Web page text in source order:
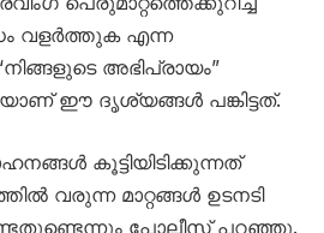
എന്ന
അഭിപ്രായം”
ഈ ദൃശ്യങ്ങൾ പങ്കിട്ടത്.
കൂട്ടിയിടിക്കുന്നത്
വരുന്ന മാറ്റങ്ങൾ ഉടനടി
പോലീസ് പറഞ്ഞു.